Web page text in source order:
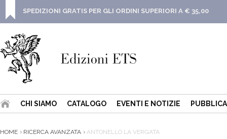
SPEDIZIONI GRATIS PER GLI ORDINI SUPERIORI A € 35,00
CHI SIAMO CATALOGO EVENTI E NOTIZIE
HOME RICERCA AVANZATA ANTONELLO LA VERGATA